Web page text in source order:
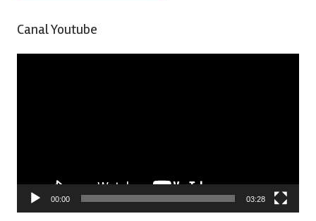
Canal Youtube
00:00 03:28